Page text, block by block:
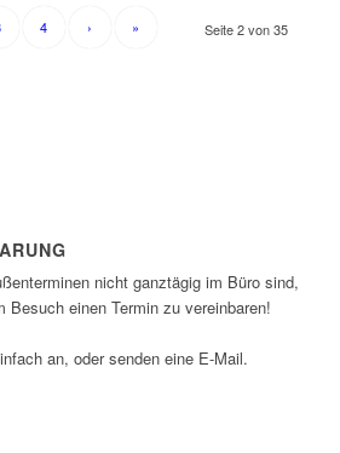
Seite 2 von 35
4 › »
nicht ganztägig im Büro sind,
Besuch einen Termin zu vereinbaren!
an, oder senden eine E-Mail.